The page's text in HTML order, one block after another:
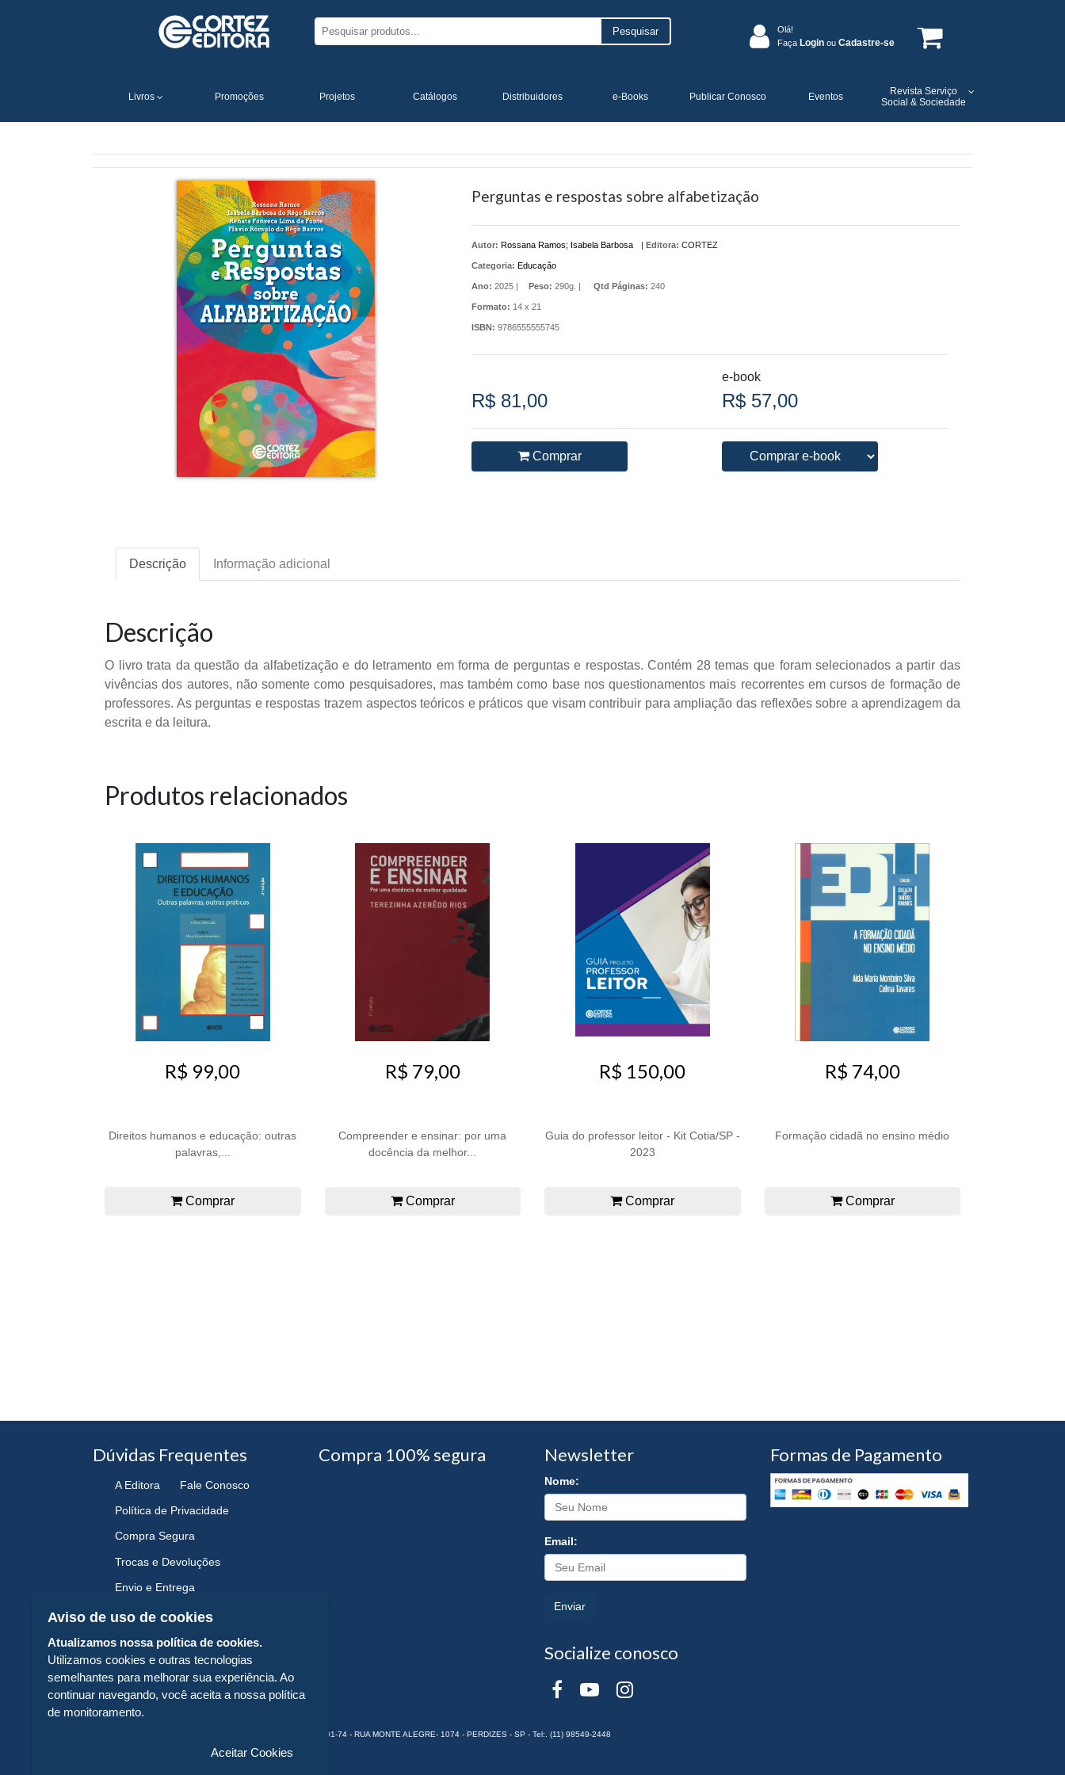
Pesquisar
Olá!
Faça Login ou Cadastre-se
Livros Promoções Projetos Catálogos Distribuidores e-Books Publicar Conosco Eventos
Revista Serviço
Social & Sociedade
Perguntas e respostas sobre alfabetização
Autor: Rossana Ramos; Isabela Barbosa | Editora: CORTEZ
Categoria: Educação
Ano: 2025 | Peso: 290g. | Qtd Páginas: 240
Formato: 14 x 21
ISBN: 9786555555745
e-book
R$ 81,00 R$ 57,00
Comprar
Descrição Informação adicional
Descrição
O livro trata da questão da alfabetização e do letramento em forma de perguntas e respostas. Contém 28 temas que foram selecionados a partir das
vivências dos autores, não somente como pesquisadores, mas também como base nos questionamentos mais recorrentes em cursos de formação de
professores. As perguntas e respostas trazem aspectos teóricos e práticos que visam contribuir para ampliação das reflexões sobre a aprendizagem da
escrita e da leitura.
Produtos relacionados
R$ 99,00
Direitos humanos e educação: outras
palavras,...
Comprar
R$ 79,00
Compreender e ensinar: por uma
docência da melhor...
Comprar
R$ 150,00
Guia do professor leitor - Kit Cotia/SP -
2023
Comprar
R$ 74,00
Formação cidadã no ensino médio
Comprar
Dúvidas Frequentes
A Editora Fale Conosco
Política de Privacidade
Compra Segura
Trocas e Devoluções
Envio e Entrega
Navegando e Comprando
Compra 100% segura Newsletter
Nome:
Email:
Enviar
Socialize conosco
Formas de Pagamento
CORTEZ EDITORA E LIVRARIA LTDA - CNPJ n° 43.003.409/0001-74 - RUA MONTE ALEGRE- 1074 - PERDIZES - SP - Tel:. (11) 98549-2448
Aviso de uso de cookies
Atualizamos nossa política de cookies.
Utilizamos cookies e outras tecnologias
semelhantes para melhorar sua experiência. Ao
continuar navegando, você aceita a nossa política
de monitoramento.
Aceitar Cookies